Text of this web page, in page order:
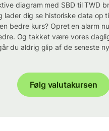
diagram med SBD til TWD
lader dig se historiske data op
bedre kurs? Opret en alarm
Og takket være vores
du aldrig glip af de seneste
Følg valutakursen